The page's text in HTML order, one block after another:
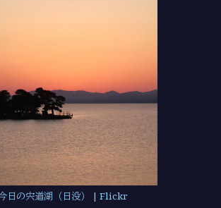
日の宍道湖（日没） | Flickr